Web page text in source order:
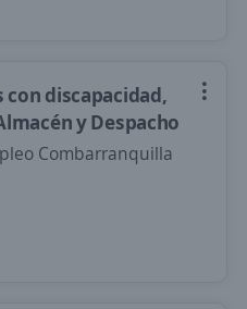
con discapacidad,
y Despacho
Combarranquilla